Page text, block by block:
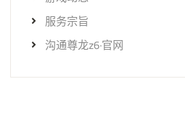
服务宗旨
沟通尊龙z6·官网